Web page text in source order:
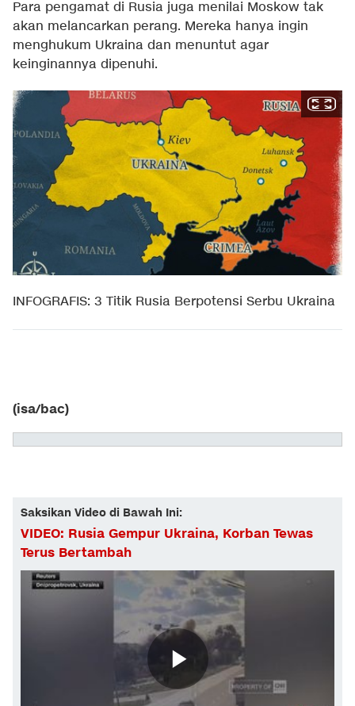
Para pengamat di Rusia juga menilai Moskow tak
akan melancarkan perang. Mereka hanya ingin
menghukum Ukraina dan menuntut agar
keinginannya dipenuhi.
INFOGRAFIS: 3 Titik Rusia Berpotensi Serbu Ukraina
(isa/bac)
Saksikan Video di Bawah Ini:
VIDEO: Rusia Gempur Ukraina, Korban Tewas
Terus Bertambah